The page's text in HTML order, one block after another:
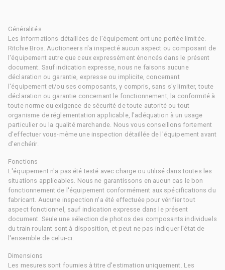
Généralités
Les informations détaillées de l'équipement ont une portée limitée.
Ritchie Bros. Auctioneers n'a inspecté aucun aspect ou composant de
l'équipement autre que ceux expressément énoncés dans le présent
document. Sauf indication expresse, nous ne faisons aucune
déclaration ou garantie, expresse ou implicite, concernant
l'équipement et/ou ses composants, y compris, sans s'y limiter, toute
déclaration ou garantie concernant le fonctionnement, la conformité à
toute norme ou exigence de sécurité de toute autorité ou tout
organisme de réglementation applicable, l'adéquation à un usage
particulier ou la qualité marchande. Nous vous conseillons fortement
d'effectuer vous-même une inspection détaillée de l'équipement avant
d'enchérir.
Fonctions
L'équipement n'a pas été testé avec charge ou utilisé dans toutes les
situations applicables. Nous ne garantissons en aucun cas le bon
fonctionnement de l'équipement conformément aux spécifications du
fabricant. Aucune inspection n'a été effectuée pour vérifier tout
aspect fonctionnel, sauf indication expresse dans le présent
document. Seule une sélection de photos des composants individuels
du train roulant sont à disposition, et peut ne pas indiquer l'état de
l'ensemble de celui-ci.
Dimensions
Les mesures sont fournies à titre d'estimation uniquement. Les